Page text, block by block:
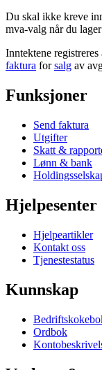
Du skal ikke kreve
mva-valg når du
Inntektene
faktura forsalg av
Funksjoner
Send faktura
Utgifter
Skatt &
Lønn & bank
Hjelpesenter
Hjelpeartikler
Kontakt oss
Tjenestestatus
Kunnskap
Ordbok